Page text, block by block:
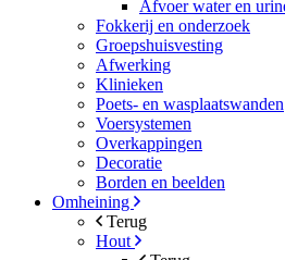
Afvoer water en
Fokkerij en onderzoek
Groepshuisvesting
Afwerking
Klinieken
Poets- en wasplaatswanden
Voersystemen
Overkappingen
Decoratie
Borden en beelden
Omheining
Terug
Hout